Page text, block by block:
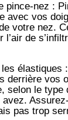
pince-nez :
avec vos
votre nez.
l’air de
élastiques
derrière vos
selon le type
avez.
pas trop